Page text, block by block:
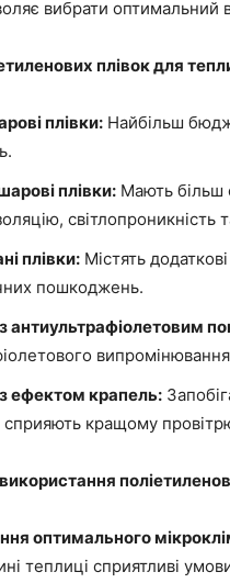
вибрати оптимальний
плівок для
плівки: Найбільш
плівки: Мають більш
світлопроникність
плівки: Містять
пошкоджень.
антиультрафіолетовим
ефектом крапель:
сприяють кращому
оптимального
теплиці сприятливі